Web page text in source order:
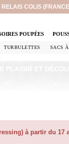
COLIS
POUPÉES
TURBULETTES SACS
à partir du 17